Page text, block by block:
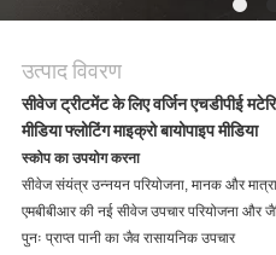
उत्पाद विवरण
सीवेज ट्रीटमेंट के लिए वर्जिन एचडीपीई
मीडिया फ्लोटिंग माइक्रो बायोपाइप मीडिया
स्कोप का उपयोग करना
सीवेज संयंत्र उन्नयन परियोजना, मानक और
एमबीबीआर की नई सीवेज उपचार परियोजना और
पुनः प्राप्त पानी का जैव रासायनिक उपचार